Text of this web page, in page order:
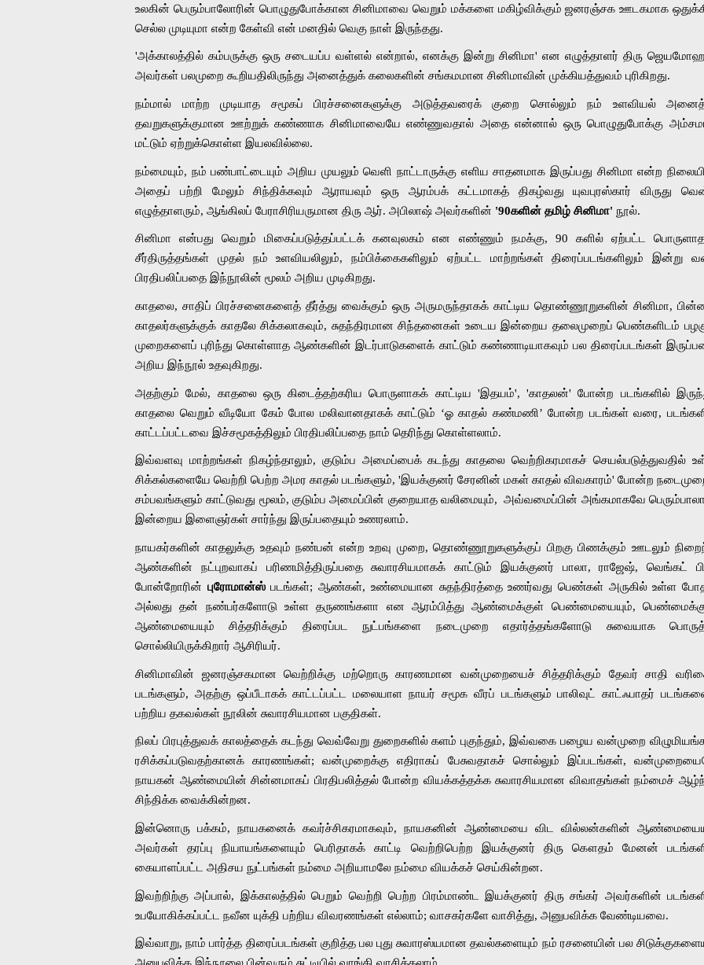
உலகின் பெரும்பாலோரின் பொழுதுபோக்கான சினிமாவை வெறும் மக்களை மகிழ்விக்கும் ஜனரஞ்சக ஊடகமாக
செல்ல முடியுமா என்ற கேள்வி என் மனதில் வெகு நாள் இருந்தது.
'அக்காலத்தில் கம்பருக்கு ஒரு சடையப்ப வள்ளல் என்றால், எனக்கு இன்று சினிமா' என எழுத்தாளர் திரு
அவர்கள் பலமுறை கூறியதிலிருந்து அனைத்துக் கலைகளின் சங்கமமான சினிமாவின் முக்கியத்துவம் புரிகிறது.
நம்மால் மாற்ற முடியாத சமூகப் பிரச்சனைகளுக்கு அடுத்தவரைக் குறை சொல்லும் நம் உளவியல்
தவறுகளுக்குமான ஊற்றுக் கண்ணாக சினிமாவையே எண்ணுவதால் அதை என்னால் ஒரு பொழுதுபோக்கு
மட்டும் ஏற்றுக்கொள்ள இயலவில்லை.
நம்மையும், நம் பண்பாட்டையும் அறிய முயலும் வெளி நாட்டாருக்கு எளிய சாதனமாக இருப்பது சினிமா என்ற
அதைப் பற்றி மேலும் சிந்திக்கவும் ஆராயவும் ஒரு ஆரம்பக் கட்டமாகத் திகழ்வது யுவபுரஸ்கார் விருது
எழுத்தாளரும், ஆங்கிலப் பேராசிரியருமான திரு ஆர். அபிலாஷ் அவர்களின் '90களின் தமிழ் சினிமா' நூல்.
சினிமா என்பது வெறும் மிகைப்படுத்தப்பட்டக் கனவுலகம் என எண்ணும் நமக்கு, 90 களில் ஏற்பட்ட
சீர்திருத்தங்கள் முதல் நம் உளவியலிலும், நம்பிக்கைகளிலும் ஏற்பட்ட மாற்றங்கள் திரைப்படங்களிலும் இன்று
பிரதிபலிப்பதை இந்நூலின் மூலம் அறிய முடிகிறது.
காதலை, சாதிப் பிரச்சனைகளைத் தீர்த்து வைக்கும் ஒரு அருமருந்தாகக் காட்டிய தொண்ணூறுகளின் சினிமா,
காதலர்களுக்குக் காதலே சிக்கலாகவும், சுதந்திரமான சிந்தனைகள் உடைய இன்றைய தலைமுறைப் பெண்களிடம்
முறைகளைப் புரிந்து கொள்ளாத ஆண்களின் இடர்பாடுகளைக் காட்டும் கண்ணாடியாகவும் பல திரைப்படங்கள்
அறிய இந்நூல் உதவுகிறது.
அதற்கும் மேல், காதலை ஒரு கிடைத்தற்கரிய பொருளாகக் காட்டிய 'இதயம்', 'காதலன்' போன்ற படங்களில்
காதலை வெறும் வீடியோ கேம் போல மலிவானதாகக் காட்டும் ‘ஓ காதல் கண்மணி’ போன்ற படங்கள் வரை,
காட்டப்பட்டவை இச்சமூகத்திலும் பிரதிபலிப்பதை நாம் தெரிந்து கொள்ளலாம்.
இவ்வளவு மாற்றங்கள் நிகழ்ந்தாலும், குடும்ப அமைப்பைக் கடந்து காதலை வெற்றிகரமாகச் செயல்படுத்துவதில்
சிக்கல்களையே வெற்றி பெற்ற அமர காதல் படங்களும், 'இயக்குனர் சேரனின் மகள் காதல் விவகாரம்' போன்ற
சம்பவங்களும் காட்டுவது மூலம், குடும்ப அமைப்பின் குறையாத வலிமையும்,  அவ்வமைப்பின் அங்கமாகவே
இன்றைய இளைஞர்கள் சார்ந்து இருப்பதையும் உணரலாம்.
நாயகர்களின் காதலுக்கு உதவும் நண்பன் என்ற உறவு முறை, தொண்ணூறுகளுக்குப் பிறகு பிணக்கும் ஊடலும்
ஆண்களின் நட்புறவாகப் பரிணமித்திருப்பதை சுவாரசியமாகக் காட்டும் இயக்குனர் பாலா, ராஜேஷ், வெங்கட்
போன்றோரின் புரோமான்ஸ் படங்கள்; ஆண்கள், உண்மையான சுதந்திரத்தை உணர்வது பெண்கள் அருகில் உள்ள
அல்லது தன் நண்பர்களோடு உள்ள தருணங்களா என ஆரம்பித்து ஆண்மைக்குள் பெண்மையையும்,
ஆண்மையையும் சித்தரிக்கும் திரைப்பட நுட்பங்களை நடைமுறை எதார்த்தங்களோடு சுவையாக
சொல்லியிருக்கிறார் ஆசிரியர்.
சினிமாவின் ஜனரஞ்சகமான வெற்றிக்கு மற்றொரு காரணமான வன்முறையைச் சித்தரிக்கும் தேவர் சாதி
படங்களும், அதற்கு ஒப்பீடாகக் காட்டப்பட்ட மலையாள நாயர் சமூக வீரப் படங்களும் பாலிவுட் காட்ஃபாதர்
பற்றிய தகவல்கள் நூலின் சுவாரசியமான பகுதிகள்.
நிலப் பிரபுத்துவக் காலத்தைக் கடந்து வெவ்வேறு துறைகளில் களம் புகுந்தும், இவ்வகை பழைய வன்முறை
ரசிக்கப்படுவதற்கானக் காரணங்கள்; வன்முறைக்கு எதிராகப் பேசுவதாகச் சொல்லும் இப்படங்கள்,
நாயகன் ஆண்மையின் சின்னமாகப் பிரதிபலித்தல் போன்ற வியக்கத்தக்க சுவாரசியமான விவாதங்கள் நம்மைச்
சிந்திக்க வைக்கின்றன.
இன்னொரு பக்கம், நாயகனைக் கவர்ச்சிகரமாகவும், நாயகனின் ஆண்மையை விட வில்லன்களின்
அவர்கள் தரப்பு நியாயங்களையும் பெரிதாகக் காட்டி வெற்றிபெற்ற இயக்குனர் திரு கௌதம் மேனன்
கையாளப்பட்ட அதிசய நுட்பங்கள் நம்மை அறியாமலே நம்மை வியக்கச் செய்கின்றன.
இவற்றிற்கு அப்பால், இக்காலத்தில் பெறும் வெற்றி பெற்ற பிரம்மாண்ட இயக்குனர் திரு சங்கர் அவர்களின்
உபயோகிக்கப்பட்ட நவீன யுக்தி பற்றிய விவரணங்கள் எல்லாம்; வாசகர்களே வாசித்து, அனுபவிக்க வேண்டியவை.
இவ்வாறு, நாம் பார்த்த திரைப்படங்கள் குறித்த பல புது சுவாரஸ்யமான தவல்களையும் நம் ரசனையின் பல